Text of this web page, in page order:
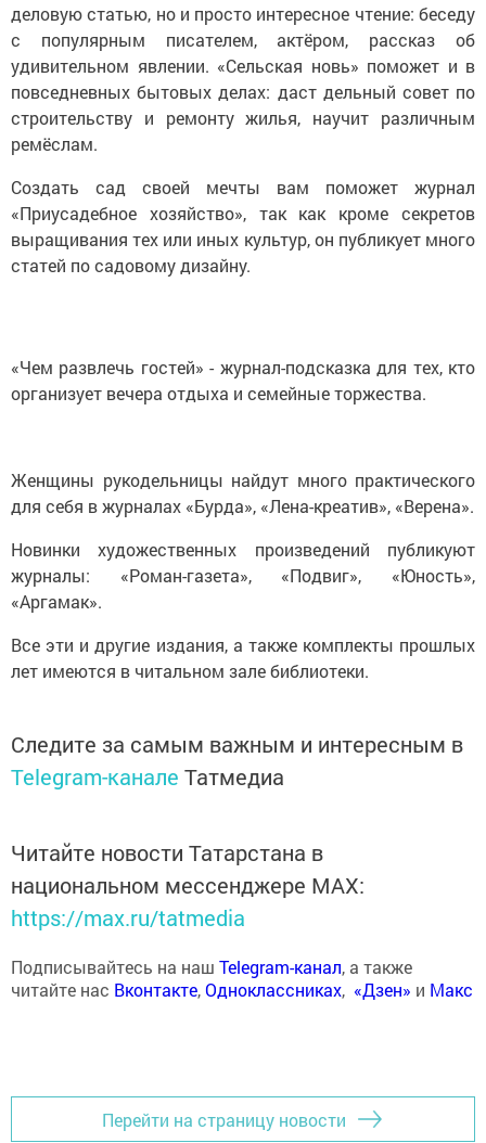
деловую статью, но и просто интересное чтение: беседу
с популярным писателем, актёром, рассказ об
удивительном явлении. «Сельская новь» поможет и в
повседневных бытовых делах: даст дельный совет по
строительству и ремонту жилья, научит различным
ремёслам.
Создать сад своей мечты вам поможет журнал
«Приусадебное хозяйство», так как кроме секретов
выращивания тех или иных культур, он публикует много
статей по садовому дизайну.
«Чем развлечь гостей» - журнал-подсказка для тех, кто
организует вечера отдыха и семейные торжества.
Женщины рукодельницы найдут много практического
для себя в журналах «Бурда», «Лена-креатив», «Верена».
Новинки художественных произведений публикуют
журналы: «Роман-газета», «Подвиг», «Юность»,
«Аргамак».
Все эти и другие издания, а также комплекты прошлых
лет имеются в читальном зале библиотеки.
Следите за самым важным и интересным в
Telegram-канале Татмедиа
Читайте новости Татарстана в
национальном мессенджере MАХ:
https://max.ru/tatmedia
Подписывайтесь на наш Telegram-канал, а также
читайте нас Вконтакте,Одноклассниках, «Дзен» и Макс
Перейти на страницу новости